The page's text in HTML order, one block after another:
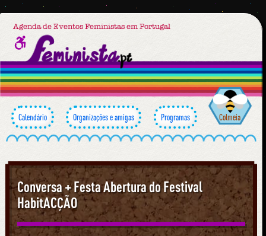
Agenda de Eventos Feministas em Portugal
Calendário Organizações e amigas Programas Colmeia
Conversa + Festa Abertura do Festival
HabitACÇÃO